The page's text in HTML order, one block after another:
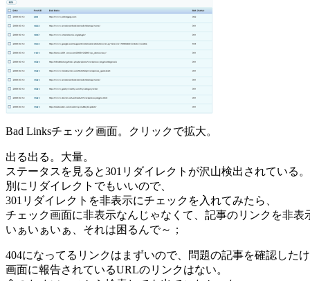
Bad Linksチェック画面。クリックで拡大。
出る出る。大量。
ステータスを見ると301リダイレクトが沢山検出されている。
別にリダイレクトでもいいので、
301リダイレクトを非表示にチェックを入れてみたら、
チェック画面に非表示なんじゃなくて、記事のリンクを非表
いぁいぁいぁ、それは困るんで～；
404になってるリンクはまずいので、問題の記事を確認したけ
画面に報告されているURLのリンクはない。